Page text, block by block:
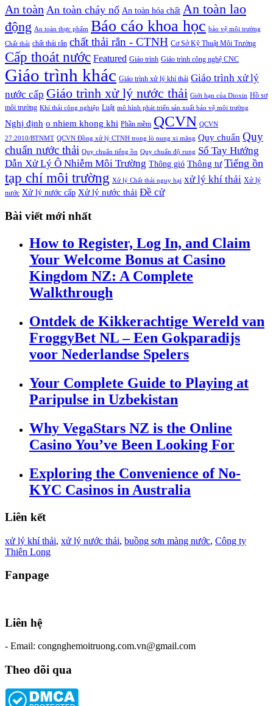
An toàn An toàn cháy nổ An toàn hóa chất An toàn lao
động An toàn thực phẩm Báo cáo khoa học bảo vệ môi trường
Chất thải chất thải rắn chất thải rắn - CTNH Cơ Sở Kỹ Thuật Môi Trường
Cấp thoát nước Featured Giáo trình Giáo trình công nghệ CNC
Giáo trình khác Giáo trình xử lý khí thải Giáo trình xử lý
nước cấp Giáo trình xử lý nước thải Giới hạn của Dioxin Hồ sơ
môi trường Khí thải công nghiệp Luật mô hình phát triển sản xuất bảo vệ môi trường
Nghị định o nhiem khong khi Phần mềm QCVN QCVN
27:2010/BTNMT QCVN Đồng xử lý CTNH trong lò nung xi măng Quy chuẩn Quy
chuẩn nước thải Quy chuẩn tiếng ồn Quy chuẩn độ rung Sổ Tay Hướng
Dẫn Xử Lý Ô Nhiễm Môi Trường Thông gió Thông tư Tiếng ồn
tạp chí môi trường Xử lý Chất thải nguy hại xử lý khí thải Xử lý
nước Xử lý nước cấp Xử lý nước thải Đề cử
Bài viết mới nhất
How to Register, Log In, and Claim
Your Welcome Bonus at Casino
Kingdom NZ: A Complete
Walkthrough
Ontdek de Kikkerachtige Wereld van
FroggyBet NL – Een Gokparadijs
voor Nederlandse Spelers
Your Complete Guide to Playing at
Paripulse in Uzbekistan
Why VegaStars NZ is the Online
Casino You’ve Been Looking For
Exploring the Convenience of No-
KYC Casinos in Australia
Liên kết
xử lý khí thải, xử lý nước thải, buồng sơn màng nước, Công ty
Thiên Long
Fanpage
Liên hệ
- Email: congnghemoitruong.com.vn@gmail.com
Theo dõi qua